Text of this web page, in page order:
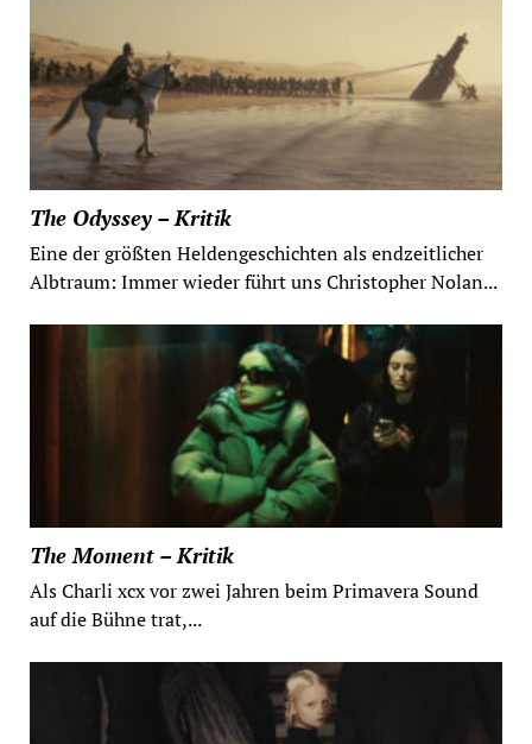
The Odyssey – Kritik
Eine der größten Heldengeschichten als endzeitlicher
Albtraum: Immer wieder führt uns Christopher Nolan...
The Moment – Kritik
Als Charli xcx vor zwei Jahren beim Primavera Sound
auf die Bühne trat,...